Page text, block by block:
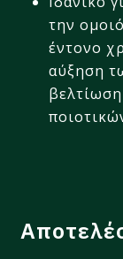
την
έντονο
αύξηση